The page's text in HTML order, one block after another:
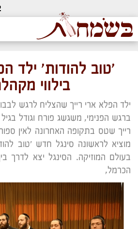
'טוב להודות' ילד
בילווי
ילד הפלא ארי רייך שהצליח לרגש
ברגש הפנימי, משגשג פורח וגודל
רייך שטס בתקופה האחרונה לאין
מוציא לראשונה סינגל חדש 'טוב
בעולם המוזיקה. הסינגל יצא לדרך
הכרמל,